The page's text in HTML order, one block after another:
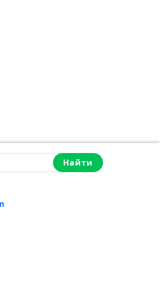
Найти